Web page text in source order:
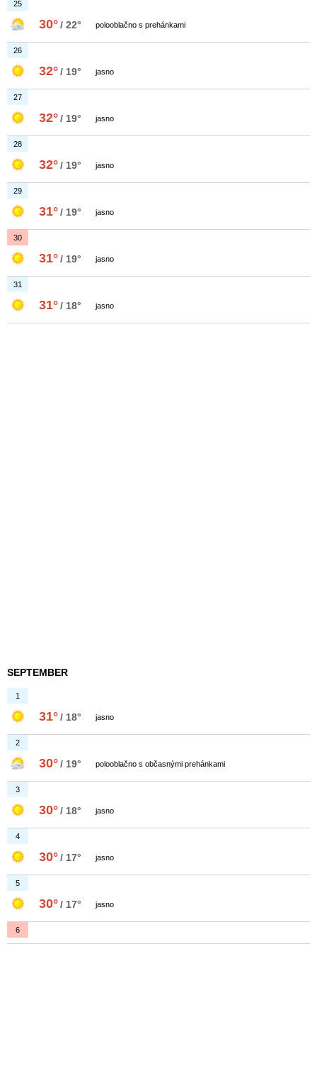
25
30°/ 22° polooblačno s prehánkami
26
32°/ 19° jasno
27
32°/ 19° jasno
28
32°/ 19° jasno
29
31°/ 19° jasno
30
31°/ 19° jasno
31
31°/ 18° jasno
SEPTEMBER
1
31°/ 18° jasno
2
30°/ 19° polooblačno s občasnými prehánkami
3
30°/ 18° jasno
4
30°/ 17° jasno
5
30°/ 17° jasno
6